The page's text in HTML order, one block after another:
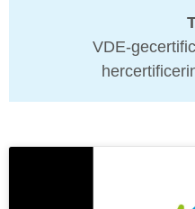
VDE-